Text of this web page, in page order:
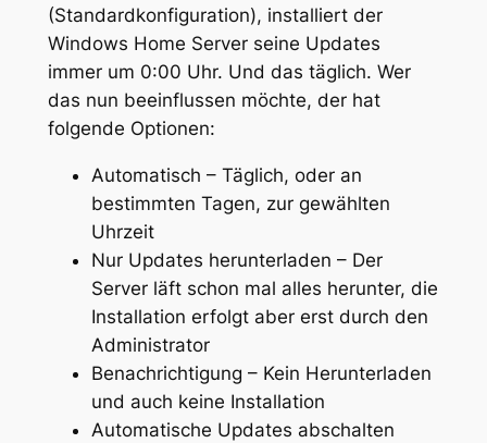
(Standardkonfiguration), installiert der
Windows Home Server seine Updates
immer um 0:00 Uhr. Und das täglich. Wer
das nun beeinflussen möchte, der hat
folgende Optionen:
Automatisch – Täglich, oder an
bestimmten Tagen, zur gewählten
Uhrzeit
Nur Updates herunterladen – Der
Server läft schon mal alles herunter, die
Installation erfolgt aber erst durch den
Administrator
Benachrichtigung – Kein Herunterladen
und auch keine Installation
Automatische Updates abschalten